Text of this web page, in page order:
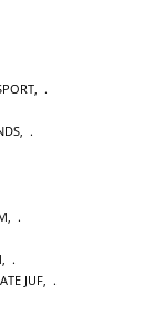
,
,
JUF